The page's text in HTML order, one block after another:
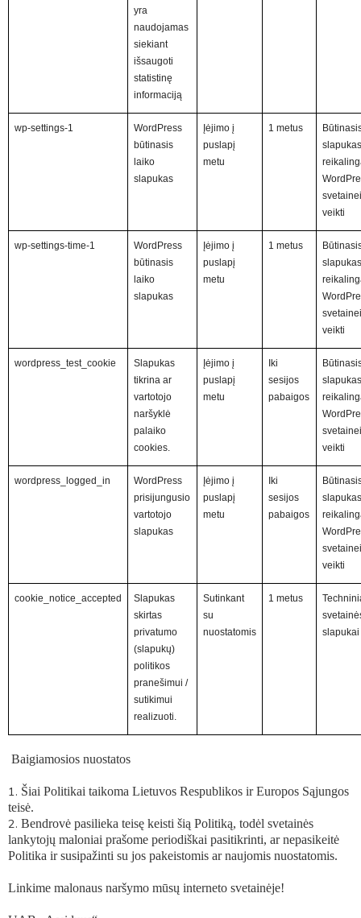
yra
naudojamas
siekiant
išsaugoti
statistinę
informaciją
wp-settings-1
WordPress
būtinasis
laiko
slapukas
Įėjimo į
puslapį
metu
1 metus
slapukas
svetainei
veikti
wp-settings-time-1
WordPress
būtinasis
laiko
slapukas
Įėjimo į
puslapį
metu
1 metus
slapukas
svetainei
veikti
wordpress_test_cookie
Slapukas
tikrina ar
vartotojo
naršyklė
palaiko
cookies.
Įėjimo į
puslapį
metu
Iki
sesijos
pabaigos
slapukas
svetainei
veikti
wordpress_logged_in
WordPress
prisijungusio
vartotojo
slapukas
Įėjimo į
puslapį
metu
Iki
sesijos
pabaigos
slapukas
svetainei
veikti
cookie_notice_accepted
Slapukas
skirtas
privatumo
(slapukų)
politikos
pranešimui /
sutikimui
realizuoti.
Sutinkant
su
nuostatomis
1 metus
slapukai
Baigiamosios nuostatos
Šiai Politikai taikoma Lietuvos Respublikos ir Europos Sąjungos
teisė.
Bendrovė pasilieka teisę keisti šią Politiką, todėl svetainės
lankytojų maloniai prašome periodiškai pasitikrinti, ar nepasikeitė
Politika ir susipažinti su jos pakeistomis ar naujomis nuostatomis.
Linkime malonaus naršymo mūsų interneto svetainėje!